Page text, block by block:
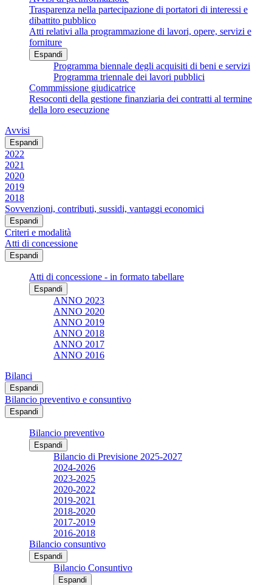
Trasparenza nella partecipazione di portatori di interessi e
dibattito pubblico
Atti relativi alla programmazione di lavori, opere, servizi e
forniture
Espandi
Programma biennale degli acquisiti di beni e servizi
Programma triennale dei lavori pubblici
Commmissione giudicatrice
Resoconti della gestione finanziaria dei contratti al termine
della loro esecuzione
Avvisi
Espandi
2022
2021
2020
2019
2018
Sovvenzioni, contributi, sussidi, vantaggi economici
Espandi
Criteri e modalità
Atti di concessione
Espandi
Atti di concessione - in formato tabellare
Espandi
ANNO 2023
ANNO 2020
ANNO 2019
ANNO 2018
ANNO 2017
ANNO 2016
Bilanci
Espandi
Bilancio preventivo e consuntivo
Espandi
Bilancio preventivo
Espandi
Bilancio di Previsione 2025-2027
2024-2026
2023-2025
2020-2022
2019-2021
2018-2020
2017-2019
2016-2018
Bilancio consuntivo
Espandi
Bilancio Consuntivo
Espandi